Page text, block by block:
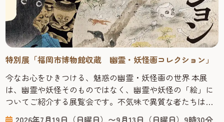
早良区曲渕 アクセス：西鉄バス停「曲淵」下車，徒歩約15
分（目印は山里料理滝やま荘）。TEL：092-833-4412 続い
ては，「曲渕ダムパーク」から車で約10分の「湧水千石の
郷」へ。 「湧水千石の郷」は日帰りでも宿泊でも楽しめる
入浴施設。天然湧水の展望大浴場と自慢の自然食ビュッ
フェで，四季を通してゆっくりと寛ぐことができます。 新
鮮なこだわり食材と，天然湧水を使った和洋中の70種類以
上の手作り料理を味わうことができ，専属パティシエによ
る手づくりデザートもあります。入浴後は若者にも人気の
おしゃれな休憩所でゆっくり過ごすこともできます。 売店
特別展「福岡市博物館収蔵 幽霊・妖怪画コレクション」
今なお心をひきつける、魅惑の幽霊・妖怪画の世界 本展
は、幽霊や妖怪そのものではなく、幽霊や妖怪の「絵」に
ついてご紹介する展覧会です。不気味で異質な者たちは、
なぜ描かれ、飾られ、大切にされてきたのでしょうか。絵
2026年7月19日（日曜日）〜9月13日（日曜日）9時30分